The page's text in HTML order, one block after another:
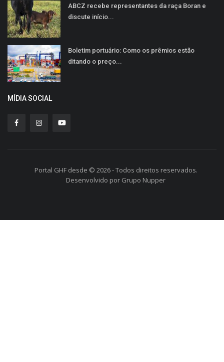
ABCZ recebe representantes da raça Boran e
discute início...
Boletim portuário: Como os prêmios estão
ditando o preço...
MÍDIA SOCIAL
Portal GHF desde © 2026 - Todos direitos reservados.
Desenvolvido por Grupo Nupper